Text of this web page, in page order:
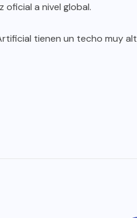
a nivel global.
tienen un techo muy